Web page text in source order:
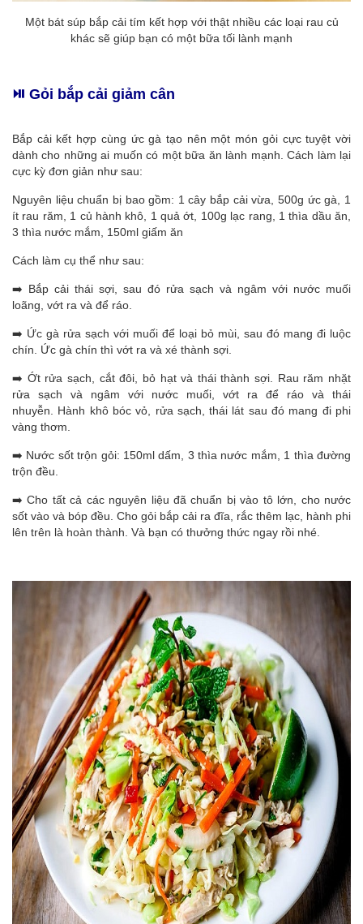
Một bát súp bắp cải tím kết hợp với thật nhiều các loại rau củ
khác sẽ giúp bạn có một bữa tối lành mạnh
⏯️ Gỏi bắp cải giảm cân
Bắp cải kết hợp cùng ức gà tạo nên một món gỏi cực tuyệt vời
dành cho những ai muốn có một bữa ăn lành mạnh. Cách làm lại
cực kỳ đơn giản như sau:
Nguyên liệu chuẩn bị bao gồm: 1 cây bắp cải vừa ,500g ức gà, 1
ít rau răm
1 củ hành khô 1 quả ớt, 100g lạc rang 1 thìa dầu ăn
3 thìa nước mắm
150ml giấm ăn
Cách làm cụ thể như sau:
➡️ Bắp cải thái sợi, sau đó rửa sạch và ngâm với nước muối
loãng, vớt ra và để ráo.
➡️ Ức gà rửa sạch với muối để loại bỏ mùi, sau đó mang đi luộc
chín. Ức gà chín thì vớt ra và xé thành sợi.
➡️ Ớt rửa sạch, cắt đôi, bỏ hạt và thái thành sợi.
Rau răm nhặt
rửa sạch và ngâm với nước muối, vớt ra để ráo và thái
nhuyễn. Hành khô bóc vỏ, rửa sạch, thái lát sau đó mang đi phi
vàng thơm.
➡️ Nước sốt trộn gỏi: 150ml dấm, 3 thìa nước mắm, 1 thìa đường
trộn đều.
➡️ Cho tất cả các nguyên liệu đã chuẩn bị vào tô lớn, cho nước
sốt vào và bóp đều. Cho gỏi bắp cải ra đĩa, rắc thêm lạc, hành phi
lên trên là hoàn thành. Và bạn có thưởng thức ngay rồi nhé.